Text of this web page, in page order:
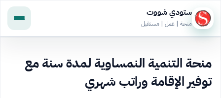
ستودي شووت
منحة | عمل | مستقبل
منحة التنمية النمساوية لمدة سنة مع
توفير الإقامة وراتب شهري